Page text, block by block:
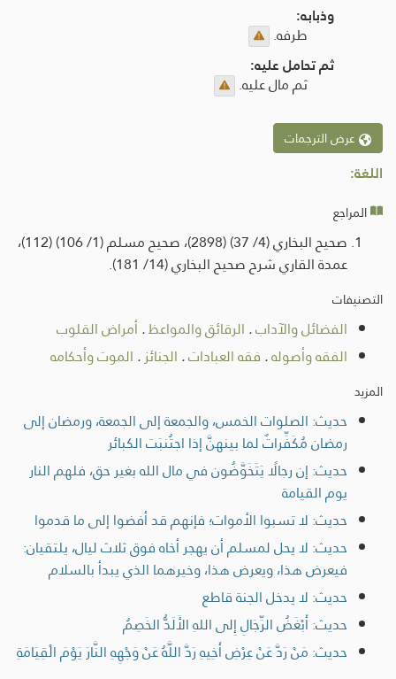
وذبابه:
طرفه.
ثم تحامل عليه:
ثم مال عليه.
عرض الترجمات
اللغة:
المراجع
صحيح البخاري (4/ 37) (2898)، صحيح مسلم (1/ 106) (112)،
عمدة القاري شرح صحيح البخاري (14/ 181).
التصنيفات
الفضائل والآداب. الرقائق والمواعظ. أمراض القلوب
الفقه وأصوله. فقه العبادات. الجنائز. الموت وأحكامه
المزيد
حديث: الصلوات الخمس، والجمعة إلى الجمعة، ورمضان إلى
رمضان مُكَفِّراتٌ لما بينهنَّ إذا اجتُنبَت الكبائر
حديث: إن رجالًا يَتَخَوَّضُون في مال الله بغير حق، فلهم النار
يوم القيامة
حديث: لا تسبوا الأموات؛ فإنهم قد أفضوا إلى ما قدموا
حديث: لا يحل لمسلم أن يهجر أخاه فوق ثلاث ليال، يلتقيان:
فيعرض هذا، ويعرض هذا، وخيرهما الذي يبدأ بالسلام
حديث: لا يدخل الجنة قاطع
حديث: أَبْغَضُ الرِّجَالِ إِلى اللهِ الأَلَدُّ الخَصِمُ
حديث: مَنْ رَدَّ عَنْ عِرْضِ أَخِيهِ رَدَّ اللَّهُ عَنْ وَجْهِهِ النَّارَ يَوْمَ الْقِيَامَةِ